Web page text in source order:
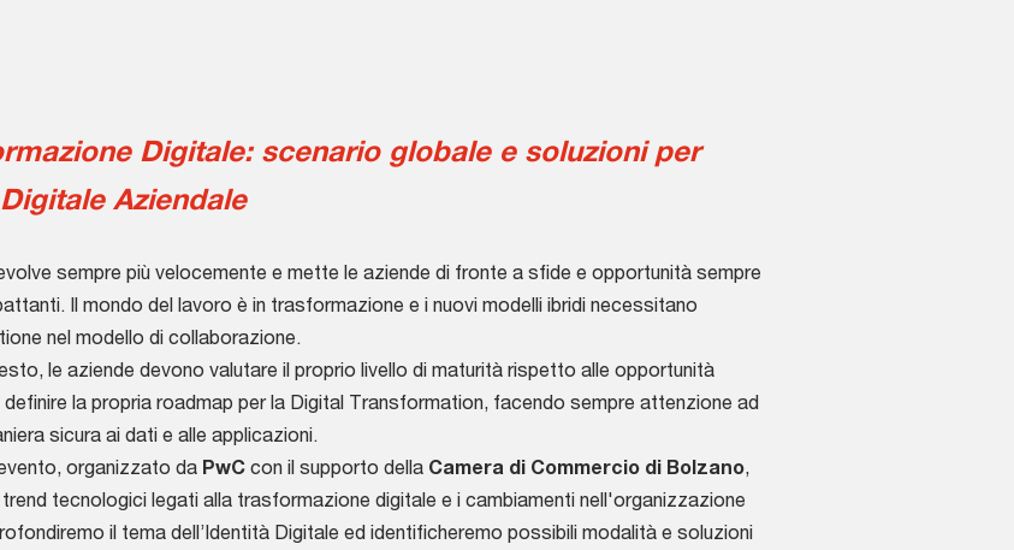
Digitale: scenario globale e soluzioni per
Aziendale
sempre più velocemente e mette le aziende di fronte a sfide e opportunità sempre
Il mondo del lavoro è in trasformazione e i nuovi modelli ibridi necessitano
nel modello di collaborazione.
le aziende devono valutare il proprio livello di maturità rispetto alle opportunità
la propria roadmap per la Digital Transformation, facendo sempre attenzione ad
sicura ai dati e alle applicazioni.
organizzato da PwC con il supporto della Camera di Commercio di Bolzano,
trend tecnologici legati alla trasformazione digitale e i cambiamenti nell'organizzazione
il tema dell’Identità Digitale ed identificheremo possibili modalità e soluzioni